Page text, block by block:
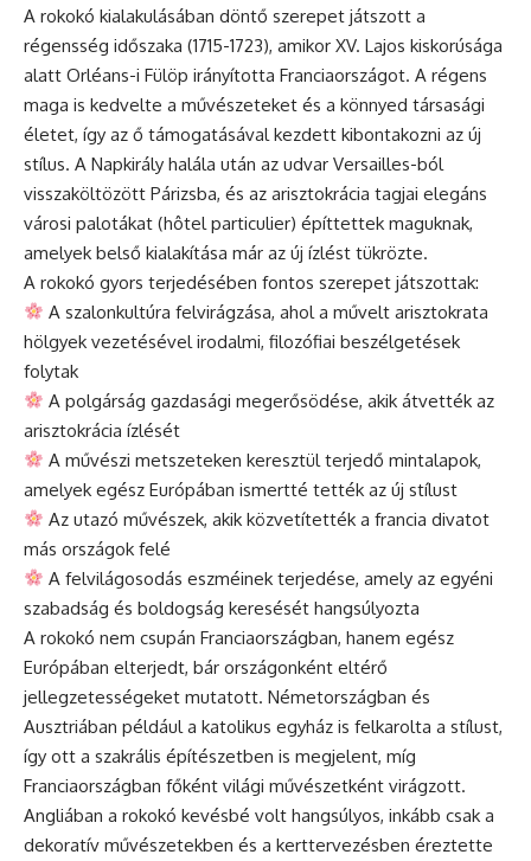
A rokokó kialakulásában döntő szerepet játszott a
régensség időszaka (1715-1723), amikor XV. Lajos kiskorúsága
alatt Orléans-i Fülöp irányította Franciaországot. A régens
maga is kedvelte a művészeteket és a könnyed társasági
életet, így az ő támogatásával kezdett kibontakozni az új
stílus. A Napkirály halála után az udvar Versailles-ból
visszaköltözött Párizsba, és az arisztokrácia tagjai elegáns
városi palotákat (hôtel particulier) építtettek maguknak,
amelyek belső kialakítása már az új ízlést tükrözte.
A rokokó gyors terjedésében fontos szerepet játszottak:
A szalonkultúra felvirágzása, ahol a művelt arisztokrata
hölgyek vezetésével irodalmi, filozófiai beszélgetések
folytak
A polgárság gazdasági megerősödése, akik átvették az
arisztokrácia ízlését
A művészi metszeteken keresztül terjedő mintalapok,
amelyek egész Európában ismertté tették az új stílust
Az utazó művészek, akik közvetítették a francia divatot
más országok felé
A felvilágosodás eszméinek terjedése, amely az egyéni
szabadság és boldogság keresését hangsúlyozta
A rokokó nem csupán Franciaországban, hanem egész
Európában elterjedt, bár országonként eltérő
jellegzetességeket mutatott. Németországban és
Ausztriában például a katolikus egyház is felkarolta a stílust,
így ott a szakrális építészetben is megjelent, míg
Franciaországban főként világi művészetként virágzott.
Angliában a rokokó kevésbé volt hangsúlyos, inkább csak a
dekoratív művészetekben és a kerttervezésben éreztette